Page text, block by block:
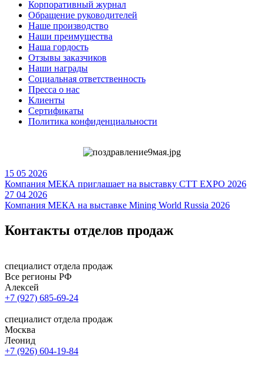
Корпоративный журнал
Обращение руководителей
Наше производство
Наши преимущества
Наша гордость
Отзывы заказчиков
Наши награды
Социальная ответственность
Пресса о нас
Клиенты
Сертификаты
Политика конфиденциальности
15 05 2026
Компания МЕКА приглашает на выставку СТТ EXPO 2026
27 04 2026
Компания МЕКА на выставке Mining World Russia 2026
Контакты отделов продаж
специалист отдела продаж
Все регионы РФ
Алексей
+7 (927) 685-69-24
специалист отдела продаж
Москва
Леонид
+7 (926) 604-19-84